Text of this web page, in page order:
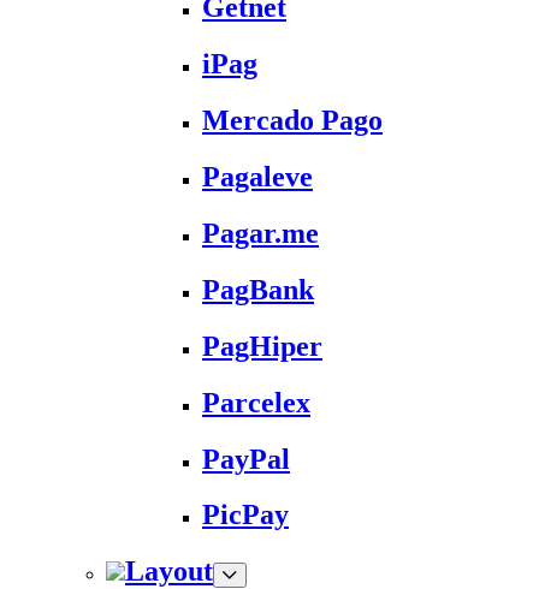
Getnet
iPag
Mercado Pago
Pagaleve
Pagar.me
PagBank
PagHiper
Parcelex
PayPal
PicPay
Layout